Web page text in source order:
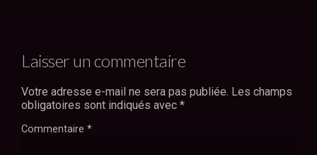
Laisser un commentaire
Votre adresse e-mail ne sera pas publiée. Les champs
obligatoires sont indiqués avec *
Commentaire *